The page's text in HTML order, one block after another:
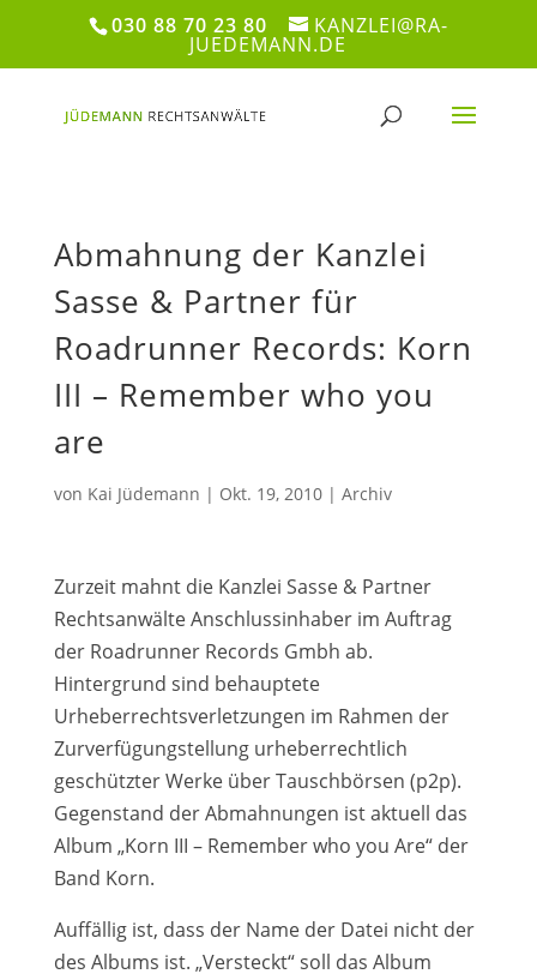
030 88 70 23 80 KANZLEI@RA-
JUEDEMANN.DE
Abmahnung der Kanzlei
Sasse & Partner für
Roadrunner Records: Korn
III – Remember who you
are
von Kai Jüdemann | Okt. 19, 2010| Archiv
Zurzeit mahnt die Kanzlei Sasse & Partner
Rechtsanwälte Anschlussinhaber im Auftrag
der Roadrunner Records Gmbh ab.
Hintergrund sind behauptete
Urheberrechtsverletzungen im Rahmen der
Zurverfügungstellung urheberrechtlich
geschützter Werke über Tauschbörsen (p2p).
Gegenstand der Abmahnungen ist aktuell das
Album „Korn III – Remember who you Are“ der
Band Korn.
Auffällig ist, dass der Name der Datei nicht der
des Albums ist. „Versteckt“ soll das Album